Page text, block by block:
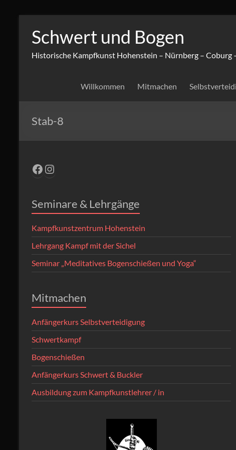
Inhalt
springen
Schwert und Bogen
Historische Kampfkunst Hohenstein – Nürnberg –
Willkommen Mitmachen
Stab-8
Facebook
Instagram
Seminare & Lehrgänge
Kampfkunstzentrum Hohenstein
Lehrgang Kampf mit der Sichel
Seminar „Meditatives Bogenschießen und Yoga“
Mitmachen
Anfängerkurs Selbstverteidigung
Schwertkampf
Bogenschießen
Anfängerkurs Schwert & Buckler
Ausbildung zum Kampfkunstlehrer / in